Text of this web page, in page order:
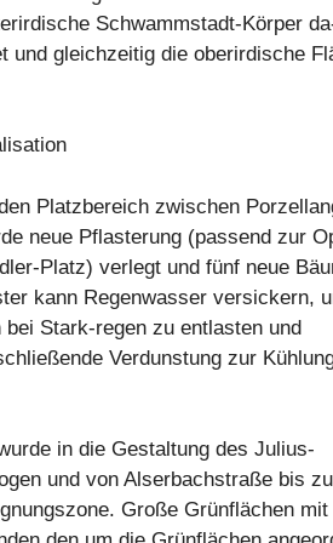
Schwammstadt-Körper
und gleichzeitig die oberirdische
Platzbereich zwischen
neue Pflasterung (passend zur
Platz) verlegt und fünf neue
kann Regenwasser versickern,
Stark-regen zu entlasten und
Verdunstung zur
in die Gestaltung des Julius-
und von Alserbachstraße bis
Große Grünflächen